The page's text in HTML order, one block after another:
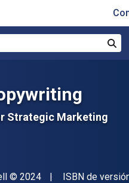
Strategic Marketing
Copyright
© 2024 ISBN de